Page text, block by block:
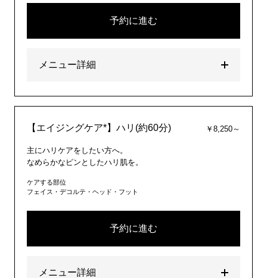
予約に進む
メニュー詳細
【エイジングケア*】ハリ(約60分) ￥8,250～
主にハリケアをしたい方へ。
なめらかなピンとしたハリ肌を。
ケアする部位
フェイス・デコルテ・ヘッド・フット
予約に進む
メニュー詳細